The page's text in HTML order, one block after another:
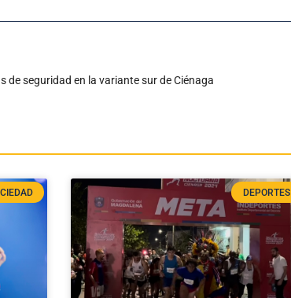
seguridad en la variante sur de Ciénaga
DEPORTES